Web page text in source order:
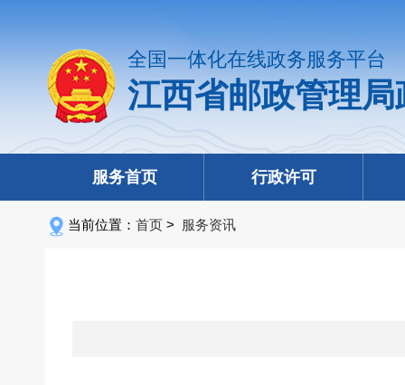
全国一体化在线政务服务平台
江西省邮政管理
服务首页 行政许可
当前位置： 首页 > 服务资讯